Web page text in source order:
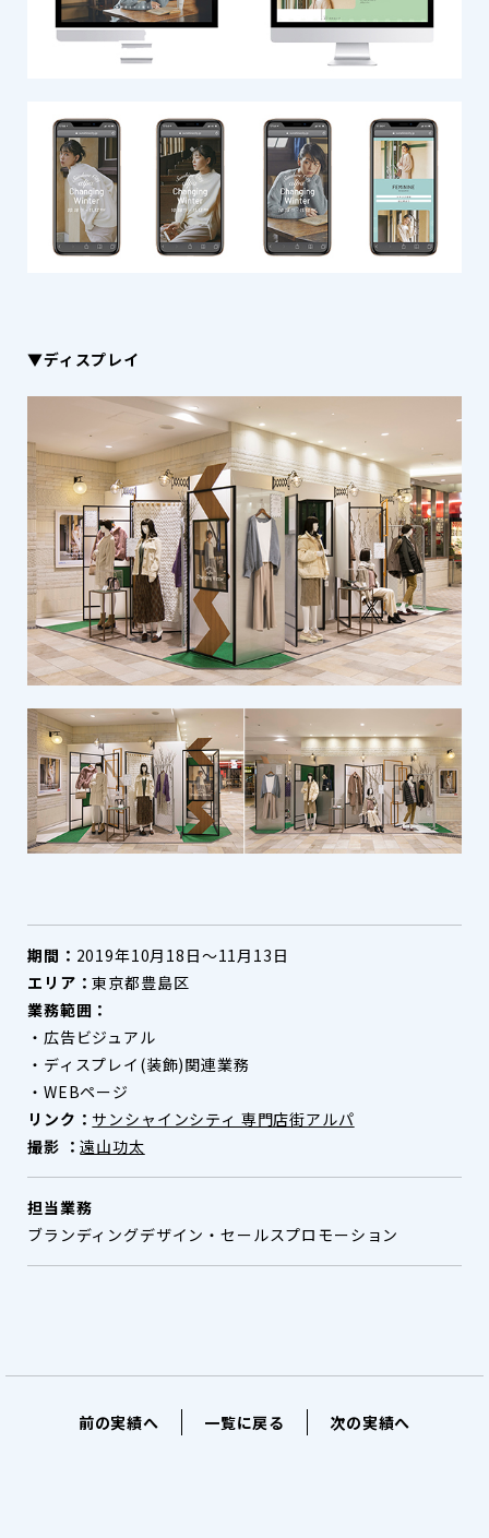
▼ディスプレイ
期間： 2019年10月18日～11月13日
エリア：東京都豊島区
業務範囲：
・広告ビジュアル
・ディスプレイ(装飾)関連業務
・WEBページ
リンク： サンシャインシティ 専門店街アルパ
撮影 ：遠山功太
担当業務
ブランディングデザイン・セールスプロモーション
前の実績へ 一覧に戻る 次の実績へ